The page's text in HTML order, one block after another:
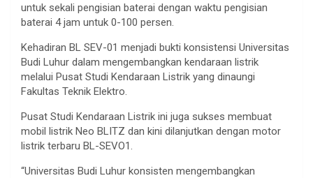
untuk sekali pengisian baterai dengan waktu pengisian
baterai 4 jam untuk 0-100 persen.
Kehadiran BL SEV-01 menjadi bukti konsistensi Universitas
Budi Luhur dalam mengembangkan kendaraan listrik
melalui Pusat Studi Kendaraan Listrik yang dinaungi
Fakultas Teknik Elektro.
Pusat Studi Kendaraan Listrik ini juga sukses membuat
mobil listrik Neo BLITZ dan kini dilanjutkan dengan motor
listrik terbaru BL-SEVO1.
“Universitas Budi Luhur konsisten mengembangkan